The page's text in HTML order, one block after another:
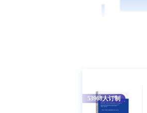
53968人订制